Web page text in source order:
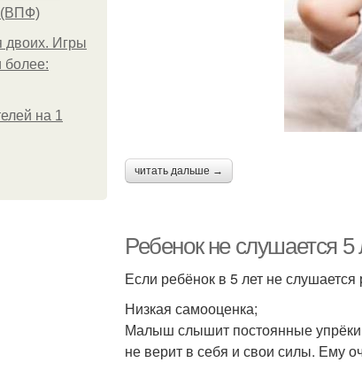
(ВПФ)
двоих. Игры
более:
на 1
читать дальше →
Ребенок не слушается
Если ребёнок в 5 лет не слушается
Низкая самооценка;
Малыш слышит постоянные упрёки
не верит в себя и свои силы. Ему